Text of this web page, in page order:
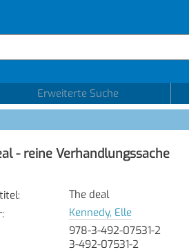
Erweiterte Suche
- reine Verhandlungssache
:
The deal
:
Kennedy, Elle
978-3-492-07531-2
3-492-07531-2